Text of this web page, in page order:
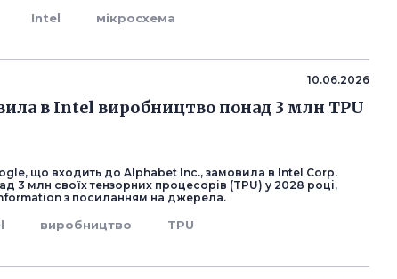
Intel мікросхема
10.06.2026
в Intel виробництво понад 3 млн TPU
що входить до Alphabet Inc., замовила в Intel Corp.
3 млн своїх тензорних процесорів (TPU) у 2028 році,
з посиланням на джерела.
виробництво TPU